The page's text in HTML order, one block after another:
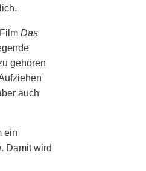
Das
gehören
auch
ein
. Damit wird